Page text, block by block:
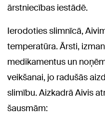
ārstniecības iestādē.
Ierodoties slimnīcā,
temperatūra. Ārsti,
medikamentus un
veikšanai, jo radušās
slimību. Aizkadrā Aivis
šausmām: